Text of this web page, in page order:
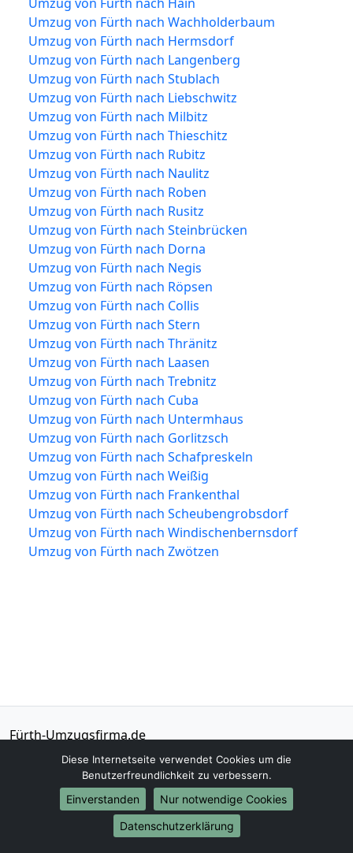
Umzug von Fürth nach Wachholderbaum
Umzug von Fürth nach Hermsdorf
Umzug von Fürth nach Langenberg
Umzug von Fürth nach Stublach
Umzug von Fürth nach Liebschwitz
Umzug von Fürth nach Milbitz
Umzug von Fürth nach Thieschitz
Umzug von Fürth nach Rubitz
Umzug von Fürth nach Naulitz
Umzug von Fürth nach Roben
Umzug von Fürth nach Rusitz
Umzug von Fürth nach Steinbrücken
Umzug von Fürth nach Dorna
Umzug von Fürth nach Negis
Umzug von Fürth nach Röpsen
Umzug von Fürth nach Collis
Umzug von Fürth nach Stern
Umzug von Fürth nach Thränitz
Umzug von Fürth nach Laasen
Umzug von Fürth nach Trebnitz
Umzug von Fürth nach Cuba
Umzug von Fürth nach Untermhaus
Umzug von Fürth nach Gorlitzsch
Umzug von Fürth nach Schafpreskeln
Umzug von Fürth nach Weißig
Umzug von Fürth nach Frankenthal
Umzug von Fürth nach Scheubengrobsdorf
Umzug von Fürth nach Windischenbernsdorf
Umzug von Fürth nach Zwötzen
Fürth-Umzugsfirma.de
01579-2482358
info@fuerth-umzugsfirma.de
Diese Internetseite verwendet Cookies um die
Benutzerfreundlichkeit zu verbessern.
Einverstanden
Nur notwendige Cookies
Datenschutzerklärung